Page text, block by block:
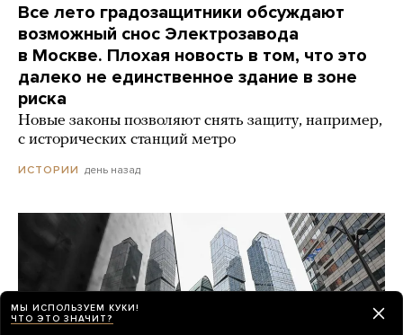
Все лето градозащитники обсуждают
возможный снос Электрозавода
в Москве. Плохая новость в том, что это
далеко не единственное здание в зоне
риска
Новые законы позволяют снять защиту, например,
с исторических станций метро
ИСТОРИИ день назад
МЫ ИСПОЛЬЗУЕМ КУКИ!
ЧТО ЭТО ЗНАЧИТ?